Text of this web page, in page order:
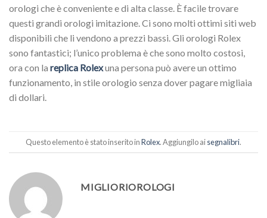
orologi che è conveniente e di alta classe. È facile trovare
questi grandi orologi imitazione. Ci sono molti ottimi siti web
disponibili che li vendono a prezzi bassi. Gli orologi Rolex
sono fantastici; l’unico problema è che sono molto costosi,
ora con la replica Rolexuna persona può avere un ottimo
funzionamento, in stile orologio senza dover pagare migliaia
di dollari.
Questo elemento è stato inserito inRolex. Aggiungilo aisegnalibri.
MIGLIORIOROLOGI